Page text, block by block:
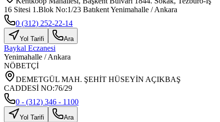
16 Sitesi 1.Blok No:1/23 Batıkent Yenimahalle / Ankara
0 (312) 252-22-14
Yol Tarifi Ara
Baykal Eczanesi
Yenimahalle /Ankara
NÖBETÇİ
DEMETGÜL MAH. ŞEHİT HÜSEYİN AÇIKBAŞ
CADDESİ NO:76/29
0 - (312) 346 - 1100
Yol Tarifi Ara